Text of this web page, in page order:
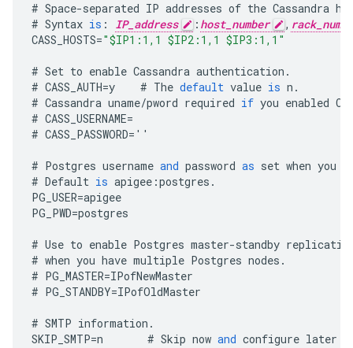
# Space-separated IP addresses of the Cassandra
# Syntax is : IP_address : host_number ,
CASS_HOSTS="$IP1:1,1 $IP2:1,1 $IP3:1,1"
# Set to enable Cassandra authentication .
# CASS_AUTH=y # The default value is n .
# Cassandra uname/pword required if you enabled
# CASS_USERNAME=
# CASS_PASSWORD= ''
# Postgres username and password as set when you
# Default is apigee :postgres .
PG_USER=apigee
PG_PWD=postgres
# Use to enable Postgres master-standby
# when you have multiple Postgres nodes .
# PG_MASTER=IPofNewMaster
# PG_STANDBY=IPofOldMaster
# SMTP information .
SKIP_SMTP=n # Skip now and configure later